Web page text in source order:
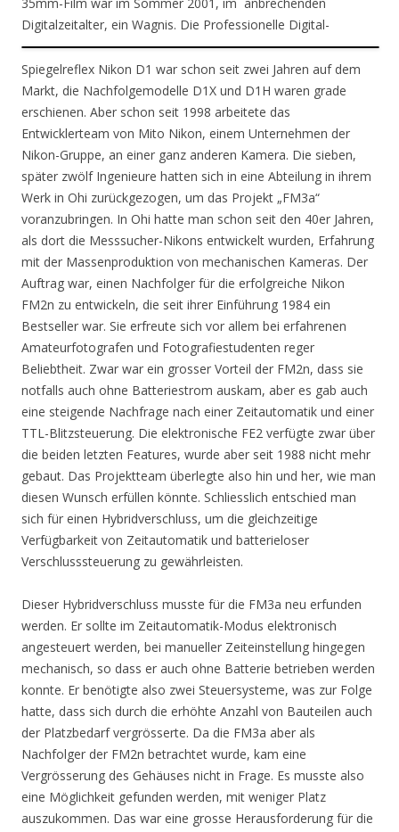
Digitalzeitalter, ein Wagnis. Die Professionelle Digital-
Spiegelreflex Nikon D1 war schon seit zwei Jahren auf dem
Markt, die Nachfolgemodelle D1X und D1H waren grade
erschienen. Aber schon seit 1998 arbeitete das
Entwicklerteam von Mito Nikon, einem Unternehmen der
Nikon-Gruppe, an einer ganz anderen Kamera. Die sieben,
später zwölf Ingenieure hatten sich in eine Abteilung in ihrem
Werk in Ohi zurückgezogen, um das Projekt „FM3a“
voranzubringen. In Ohi hatte man schon seit den 40er Jahren,
als dort die Messsucher-Nikons entwickelt wurden, Erfahrung
mit der Massenproduktion von mechanischen Kameras. Der
Auftrag war, einen Nachfolger für die erfolgreiche Nikon
FM2n zu entwickeln, die seit ihrer Einführung 1984 ein
Bestseller war. Sie erfreute sich vor allem bei erfahrenen
Amateurfotografen und Fotografiestudenten reger
Beliebtheit. Zwar war ein grosser Vorteil der FM2n, dass sie
notfalls auch ohne Batteriestrom auskam, aber es gab auch
eine steigende Nachfrage nach einer Zeitautomatik und einer
TTL-Blitzsteuerung. Die elektronische FE2 verfügte zwar über
die beiden letzten Features, wurde aber seit 1988 nicht mehr
gebaut. Das Projektteam überlegte also hin und her, wie man
diesen Wunsch erfüllen könnte. Schliesslich entschied man
sich für einen Hybridverschluss, um die gleichzeitige
Verfügbarkeit von Zeitautomatik und batterieloser
Verschlusssteuerung zu gewährleisten.
Dieser Hybridverschluss musste für die FM3a neu erfunden
werden. Er sollte im Zeitautomatik-Modus elektronisch
angesteuert werden, bei manueller Zeiteinstellung hingegen
mechanisch, so dass er auch ohne Batterie betrieben werden
konnte. Er benötigte also zwei Steuersysteme, was zur Folge
hatte, dass sich durch die erhöhte Anzahl von Bauteilen auch
der Platzbedarf vergrösserte. Da die FM3a aber als
Nachfolger der FM2n betrachtet wurde, kam eine
Vergrösserung des Gehäuses nicht in Frage. Es musste also
eine Möglichkeit gefunden werden, mit weniger Platz
auszukommen. Das war eine grosse Herausforderung für die